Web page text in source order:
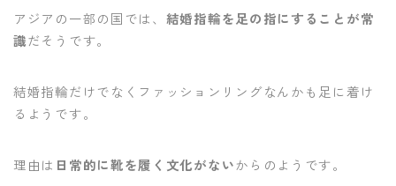
アジアの一部の国では、 結婚指輪を足の指にすることが常
識だそうです。
結婚指輪だけでなくファッションリングなんかも足に着け
るようです。
理由は 日常的に靴を履く文化がないからのようです。